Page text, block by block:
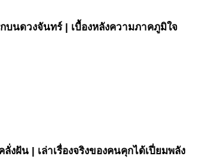
นดวงจันทร์ | เบื้องหลังความภาคภูมิใจ
ฝัน | เล่าเรื่องจริงของคนคุกได้เปี่ยมพลัง